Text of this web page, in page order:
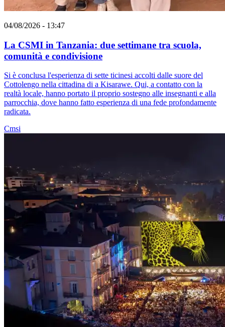
04/08/2026 - 13:47
La CSMI in Tanzania: due settimane tra scuola,
comunità e condivisione
Si è conclusa l'esperienza di sette ticinesi accolti dalle suore del
Cottolengo nella cittadina di a Kisarawe. Qui, a contatto con la
realtà locale, hanno portato il proprio sostegno alle insegnanti e alla
parrocchia, dove hanno fatto esperienza di una fede profondamente
radicata.
Cmsi